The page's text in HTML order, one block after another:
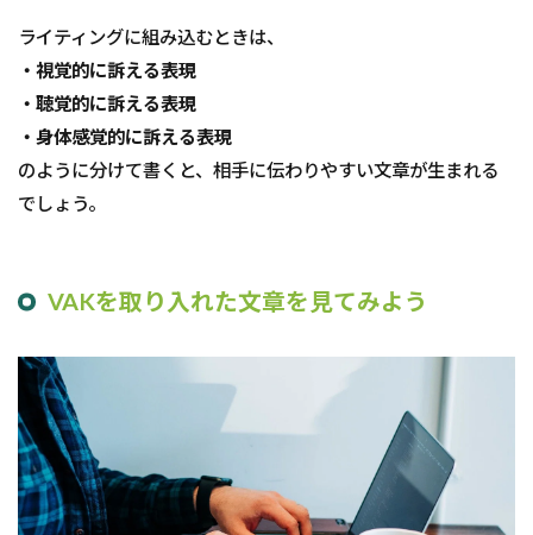
ライティングに組み込むときは、
・視覚的に訴える表現
・聴覚的に訴える表現
・身体感覚的に訴える表現
のように分けて書くと、相手に伝わりやすい文章が生まれる
でしょう。
VAKを取り入れた文章を見てみよう